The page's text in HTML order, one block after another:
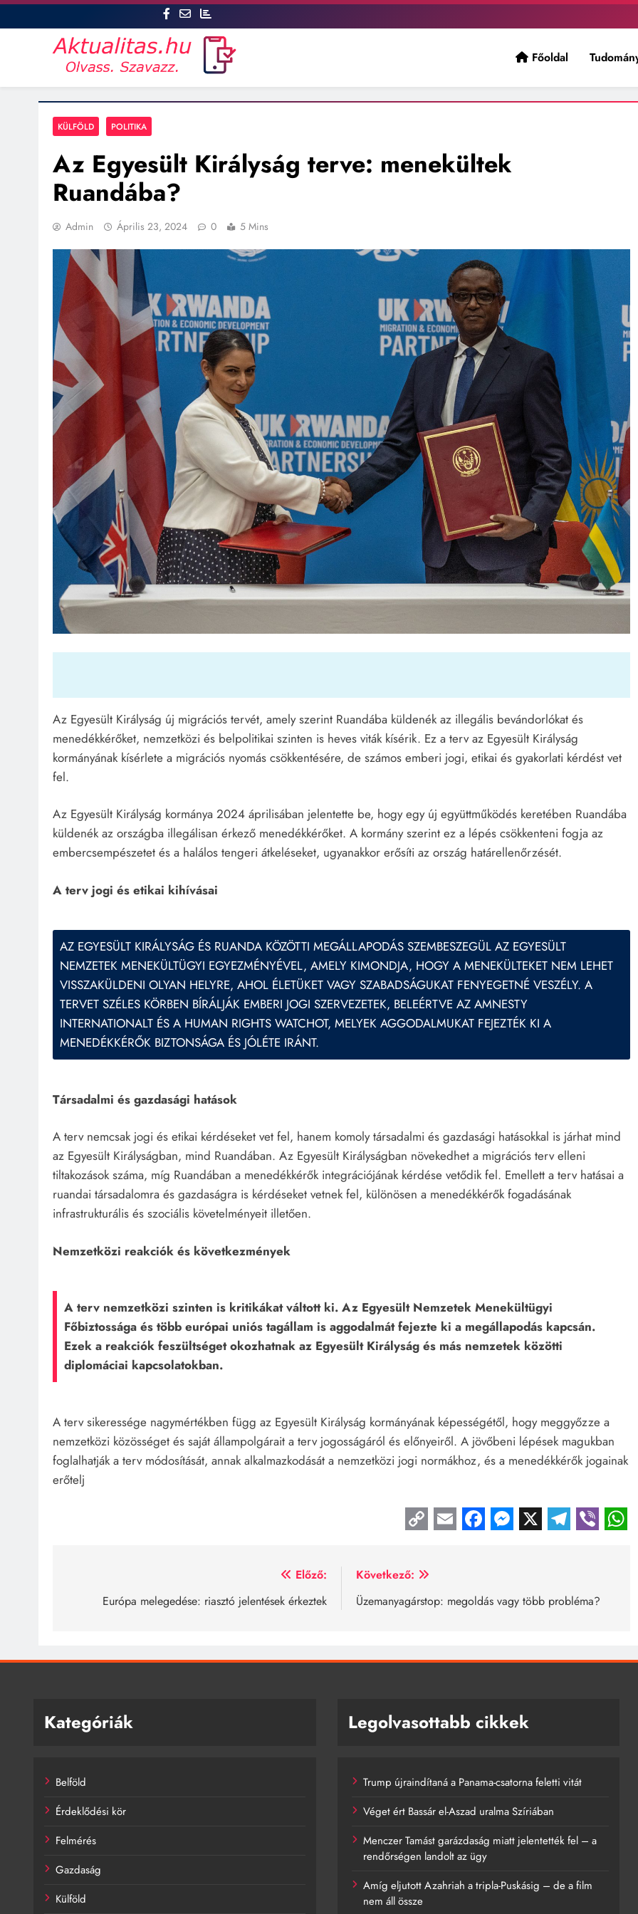
Skip
to
Aktualitás
Főoldal
KÜLFÖLD POLITIKA
Az Egyesült Királyság terve: menekültek
Ruandába?
Admin Április 23, 2024 0 5 Mins
Az Egyesült Királyság új migrációs tervét, amely szerint Ruandába küldenék az illegális bevándorlókat és
menedékkérőket, nemzetközi és belpolitikai szinten is heves viták kísérik. Ez a terv az Egyesült Királyság
kormányának kísérlete a migrációs nyomás csökkentésére, de számos emberi jogi, etikai és gyakorlati kérdést vet
fel.
Az Egyesült Királyság kormánya 2024 áprilisában jelentette be, hogy egy új együttműködés keretében Ruandába
küldenék az országba illegálisan érkező menedékkérőket. A kormány szerint ez a lépés csökkenteni fogja az
embercsempészetet és a halálos tengeri átkeléseket, ugyanakkor erősíti az ország határellenőrzését.
A terv jogi és etikai kihívásai
AZ EGYESÜLT KIRÁLYSÁG ÉS RUANDA KÖZÖTTI MEGÁLLAPODÁS SZEMBESZEGÜL AZ EGYESÜLT
NEMZETEK MENEKÜLTÜGYI EGYEZMÉNYÉVEL, AMELY KIMONDJA, HOGY A MENEKÜLTEKET NEM LEHET
VISSZAKÜLDENI OLYAN HELYRE, AHOL ÉLETÜKET VAGY SZABADSÁGUKAT FENYEGETNÉ VESZÉLY. A
TERVET SZÉLES KÖRBEN BÍRÁLJÁK EMBERI JOGI SZERVEZETEK, BELEÉRTVE AZ AMNESTY
INTERNATIONALT ÉS A HUMAN RIGHTS WATCHOT, MELYEK AGGODALMUKAT FEJEZTÉK KI A
MENEDÉKKÉRŐK BIZTONSÁGA ÉS JÓLÉTE IRÁNT.
Társadalmi és gazdasági hatások
A terv nemcsak jogi és etikai kérdéseket vet fel, hanem komoly társadalmi és gazdasági hatásokkal is járhat mind
az Egyesült Királyságban, mind Ruandában. Az Egyesült Királyságban növekedhet a migrációs terv elleni
tiltakozások száma, míg Ruandában a menedékkérők integrációjának kérdése vetődik fel. Emellett a terv hatásai a
ruandai társadalomra és gazdaságra is kérdéseket vetnek fel, különösen a menedékkérők fogadásának
infrastrukturális és szociális követelményeit illetően.
Nemzetközi reakciók és következmények
A terv nemzetközi szinten is kritikákat váltott ki. Az Egyesült Nemzetek Menekültügyi
Főbiztossága és több európai uniós tagállam is aggodalmát fejezte ki a megállapodás kapcsán.
Ezek a reakciók feszültséget okozhatnak az Egyesült Királyság és más nemzetek közötti
diplomáciai kapcsolatokban.
A terv sikeressége nagymértékben függ az Egyesült Királyság kormányának képességétől, hogy meggyőzze a
nemzetközi közösséget és saját állampolgárait a terv jogosságáról és előnyeiről. A jövőbeni lépések magukban
foglalhatják a terv módosítását, annak alkalmazkodását a nemzetközi jogi normákhoz, és a menedékkérők jogainak
erőtelj
CopyEmailFacebook
Messenger
X Viber
navigáció
Előző:
Európa melegedése: riasztó jelentések érkeztek
Következő:
Üzemanyagárstop: megoldás vagy több probléma?
KÜLFÖLD
feletti vitát
KÜLFÖLD POLITIKA
április 23, 2024
Kategóriák
Belföld
Érdeklődési kör
Felmérés
Gazdaság
Külföld
Legolvasottabb cikkek
Trump újraindítaná a Panama-csatorna feletti vitát
Véget ért Bassár el-Aszad uralma Szíriában
Menczer Tamást garázdaság miatt jelentették fel – a
rendőrségen landolt az ügy
Amíg eljutott Azahriah a tripla-Puskásig – de a film
nem áll össze